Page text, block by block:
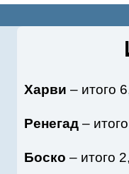
Харви – итого
Ренегад–
Боско – итого